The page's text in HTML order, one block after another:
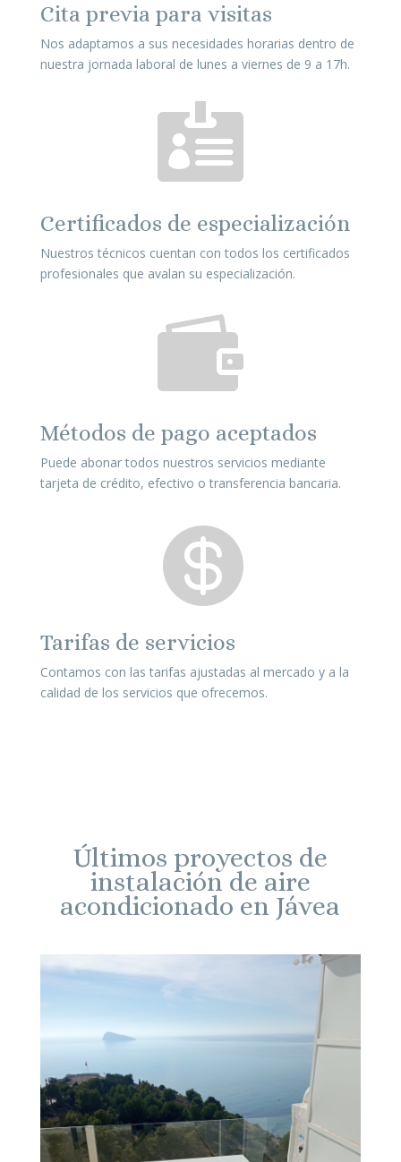
Cita previa para visitas
Nos adaptamos a sus necesidades horarias dentro de
nuestra jornada laboral de lunes a viernes de 9 a 17h.

Certificados de especialización
Nuestros técnicos cuentan con todos los certificados
profesionales que avalan su especialización.

Métodos de pago aceptados
Puede abonar todos nuestros servicios mediante
tarjeta de crédito, efectivo o transferencia bancaria.

Tarifas de servicios
Contamos con las tarifas ajustadas al mercado y a la
calidad de los servicios que ofrecemos.
Últimos proyectos de
instalación de aire
acondicionado en Jávea